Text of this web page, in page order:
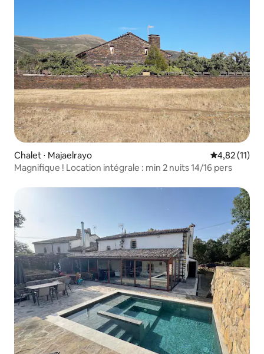
Chalet ⋅ Majaelrayo Évaluation
4,82 (11)
Magnifique ! Location intégrale : min 2 nuits 14/16 pers